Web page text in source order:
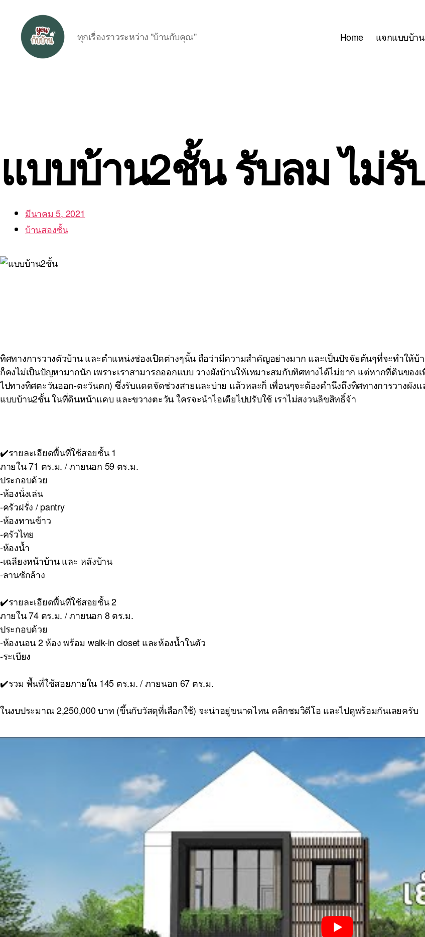
ทุกเรื่องราวระหว่าง "บ้านกับคุณ" Home แจกแบบบ้าน
แบบบ้าน2ชั้น รับลม ไม่
มีนาคม 5, 2021
บ้านสองชั้น
ทิศทางการวางตัวบ้าน และตำแหน่งช่องเปิดต่างๆนั้น ถือว่ามีความสำคัญอย่างมาก และเป็นปัจจัยต้นๆที่จะทำให้
ก็คงไม่เป็นปัญหามากนัก เพราะเราสามารถออกแบบ วางผังบ้านให้เหมาะสมกับทิศทางได้ไม่ยาก แต่หากที่ดินข
ไปทางทิศตะวันออก-ตะวันตก) ซึ่งรับแดดจัดช่วงสายและบ่าย แล้วหละก็ เพื่อนๆจะต้องคำนึงถึงทิศทางการวางผัง
แบบบ้าน2ชั้น ในที่ดินหน้าแคบ และขวางตะวัน ใครจะนำไอเดียไปปรับใช้ เราไม่สงวนลิขสิทธิ์จ้า
✔️รายละเอียดพื้นที่ใช้สอยชั้น 1
ภายใน 71 ตร.ม. / ภายนอก 59 ตร.ม.
ประกอบด้วย
-ห้องนั่งเล่น
-ครัวฝรั่ง / pantry
-ห้องทานข้าว
-ครัวไทย
-ห้องน้ำ
-เฉลียงหน้าบ้าน และ หลังบ้าน
-ลานซักล้าง
✔️รายละเอียดพื้นที่ใช้สอยชั้น 2
ภายใน 74 ตร.ม. / ภายนอก 8 ตร.ม.
ประกอบด้วย
-ห้องนอน 2 ห้อง พร้อม walk-in closet และห้องน้ำในตัว
-ระเบียง
✔️รวม พื้นที่ใช้สอยภายใน 145 ตร.ม. / ภายนอก 67 ตร.ม.
ในงบประมาณ 2,250,000 บาท (ขึ้นกับวัสดุที่เลือกใช้) จะน่าอยู่ขนาดไหน คลิกชมวิดีโอ และไปดูพร้อมกันเลยครับ